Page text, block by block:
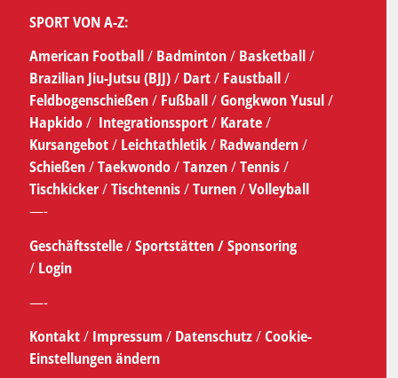
SPORT VON A-Z:
American Football/ Badminton/ Basketball/
Brazilian Jiu-Jutsu (BJJ)/ Dart/ Faustball/
Feldbogenschießen/ Fußball/Gongkwon Yusul/
Hapkido/ Integrationssport/ Karate/
Kursangebot/Leichtathletik/ Radwandern/
Schießen/Taekwondo/Tanzen/Tennis/
Tischkicker/Tischtennis/Turnen/Volleyball
—-
Geschäftsstelle/Sportstätten /Sponsoring
/ Login
—-
Kontakt/ Impressum / Datenschutz/Cookie-
Einstellungen ändern